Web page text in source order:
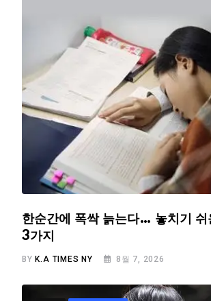
한순간에 폭싹 늙는다… 놓치기 쉬
3가지
BY K.A TIMES NY 8월 7, 2026